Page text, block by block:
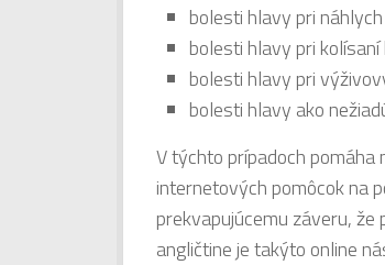
bolesti hlavy pri
bolesti hlavy pri
bolesti hlavy pri
bolesti hlavy ako
V týchto prípadoch pomáha
internetových pomôcok na
prekvapujúcemu záveru, že
angličtine je takýto online